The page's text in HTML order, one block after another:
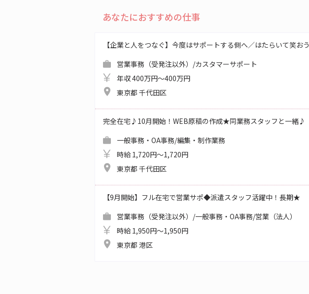
あなたにおすすめの仕事
【企業と人をつなぐ】今度はサポートする側へ／はたらいて笑おう
営業事務（受発注以外）/カスタマーサポート
年収 400万円～400万円
東京都 千代田区
完全在宅♪10月開始！WEB原稿の作成★同業務スタッフと一緒♪
一般事務・OA事務/編集・制作業務
時給 1,720円～1,720円
東京都 千代田区
【9月開始】フル在宅で営業サポ◆派遣スタッフ活躍中！長期★
営業事務（受発注以外）/一般事務・OA事務/営業（法人）
時給 1,950円～1,950円
東京都 港区